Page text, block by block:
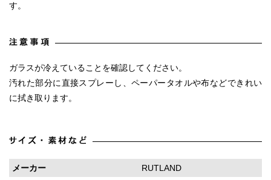
す。
ガラスが冷えていることを確認してください。
汚れた部分に直接スプレーし、ペーパータオルや布などできれい
に拭き取ります。
メーカー
RUTLAND